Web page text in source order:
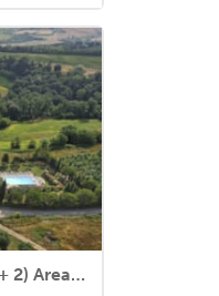
Offer ! Holiday Apartment (Viola 2 + 2) Area Volterra, San Gimignano, Pisa